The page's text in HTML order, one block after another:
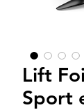
Lift
Sport